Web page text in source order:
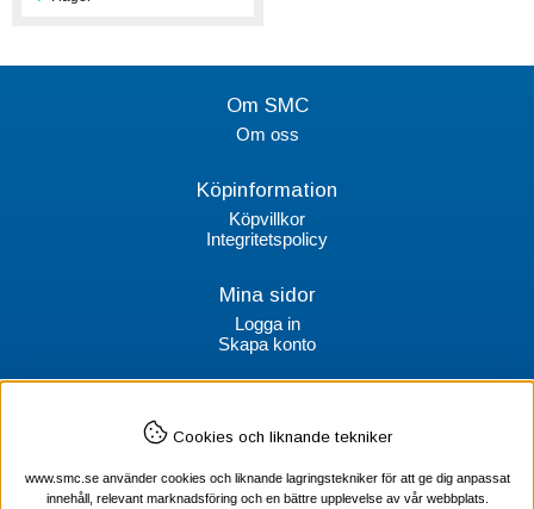
Om SMC
Om oss
Köpinformation
Köpvillkor
Integritetspolicy
Mina sidor
Logga in
Skapa konto
SMC Stockholms Maskincentral AB
100 64 Stockholm
Cookies och liknande tekniker
www.smc.se använder cookies och liknande lagringstekniker för att ge dig anpassat
innehåll, relevant marknadsföring och en bättre upplevelse av vår webbplats.